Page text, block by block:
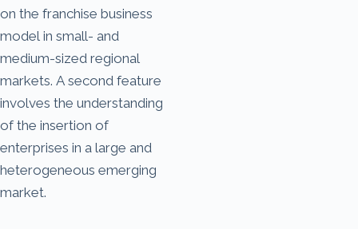
on the franchise business
model in small- and
medium-sized regional
markets. A second feature
involves the understanding
of the insertion of
enterprises in a large and
heterogeneous emerging
market.